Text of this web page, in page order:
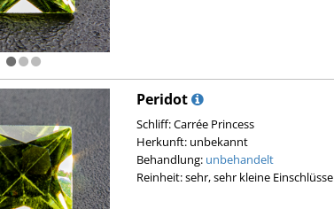
Peridot
Schliff: Carrée Princess
Herkunft: unbekannt
Behandlung: unbehandelt
Reinheit: sehr, sehr kleine Einschlüsse